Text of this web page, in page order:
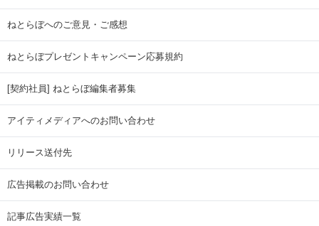
ねとらぼへのご意見・ご感想
ねとらぼプレゼントキャンペーン応募規約
[契約社員] ねとらぼ編集者募集
アイティメディアへのお問い合わせ
リリース送付先
広告掲載のお問い合わせ
記事広告実績一覧